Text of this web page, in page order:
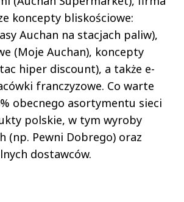
koncepty bliskościowe:
Auchan na stacjach paliw),
(Moje Auchan), koncepty
hiper discount), a także e-
franczyzowe. Co warte
obecnego asortymentu sieci
polskie, w tym wyroby
(np. Pewni Dobrego) oraz
dostawców.